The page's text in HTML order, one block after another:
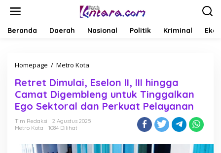
Beranda Daerah Nasional Politik Kriminal
Homepage / Metro Kota
t
r
e
t
D
u
Retret Dimulai, Eselon II, III hingga
Camat Digembleng untuk Tinggalkan
Ego Sektoral dan Perkuat Pelayanan
Tim Redaksi
2 Agustus 2025
Metro Kota
1084 Dilihat